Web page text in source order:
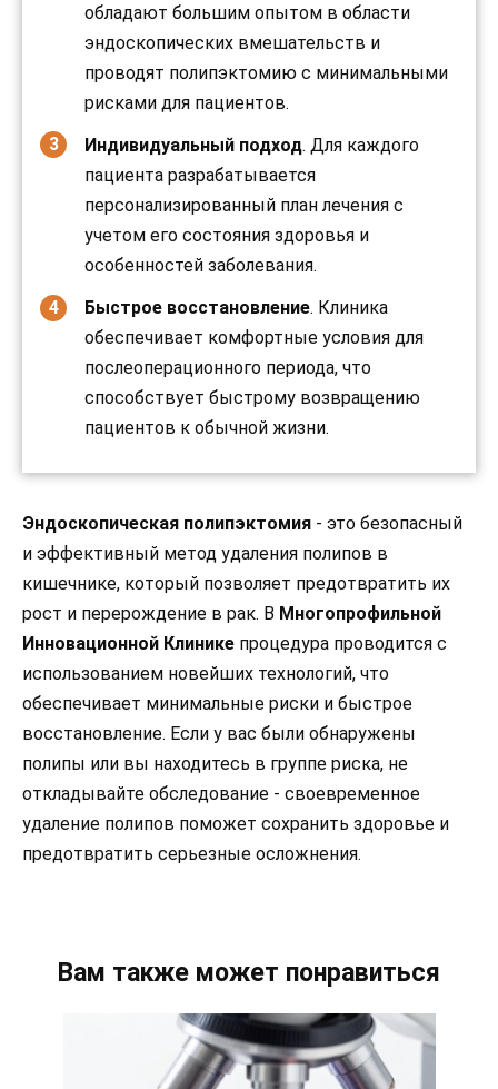
обладают большим опытом в области
эндоскопических вмешательств и
проводят полипэктомию с минимальными
рисками для пациентов.
Индивидуальный подход. Для каждого
пациента разрабатывается
персонализированный план лечения с
учетом его состояния здоровья и
особенностей заболевания.
Быстрое восстановление. Клиника
обеспечивает комфортные условия для
послеоперационного периода, что
способствует быстрому возвращению
пациентов к обычной жизни.
Эндоскопическая полипэктомия - это безопасный
и эффективный метод удаления полипов в
кишечнике, который позволяет предотвратить их
рост и перерождение в рак. В Многопрофильной
Инновационной Клинике процедура проводится с
использованием новейших технологий, что
обеспечивает минимальные риски и быстрое
восстановление. Если у вас были обнаружены
полипы или вы находитесь в группе риска, не
откладывайте обследование - своевременное
удаление полипов поможет сохранить здоровье и
предотвратить серьезные осложнения.
Вам также может понравиться